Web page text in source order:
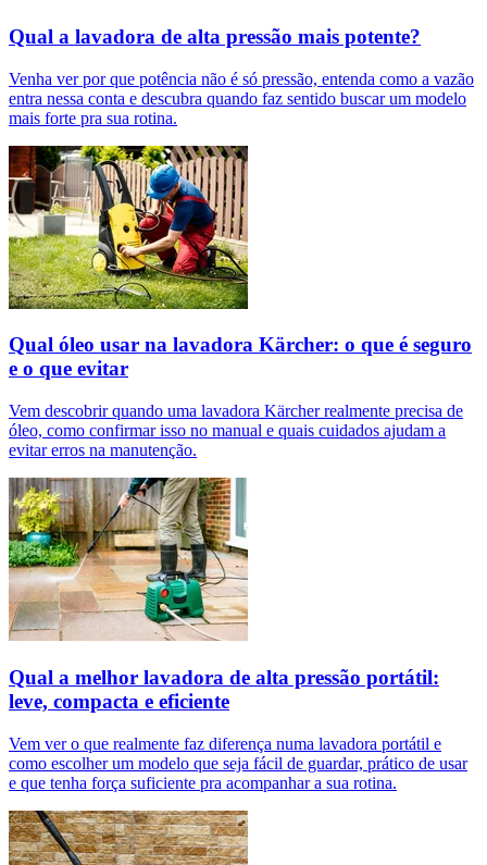
Qual a lavadora de alta pressão mais potente?
Venha ver por que potência não é só pressão, entenda como a vazão
entra nessa conta e descubra quando faz sentido buscar um modelo
mais forte pra sua rotina.
Qual óleo usar na lavadora Kärcher: o que é seguro
e o que evitar
Vem descobrir quando uma lavadora Kärcher realmente precisa de
óleo, como confirmar isso no manual e quais cuidados ajudam a
evitar erros na manutenção.
Qual a melhor lavadora de alta pressão portátil:
leve, compacta e eficiente
Vem ver o que realmente faz diferença numa lavadora portátil e
como escolher um modelo que seja fácil de guardar, prático de usar
e que tenha força suficiente pra acompanhar a sua rotina.